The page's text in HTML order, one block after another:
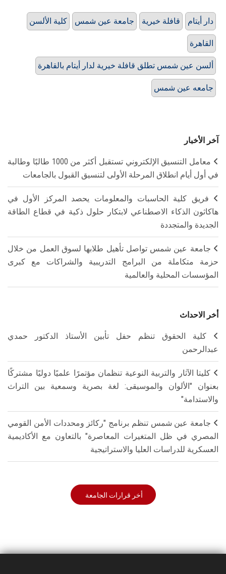
كلية الألسن جامعة عين شمس قافلة خيرية دار أيتام
القاهرة
ألسن عين شمس تطلق قافلة خيرية لدار أيتام بالقاهرة
جامعه عين شمس
آخر الأخبار
معامل التنسيق الإلكتروني تستقبل أكثر من 1000 طالبًا وطالبة
في أول أيام انطلاق المرحلة الأولى لتنسيق القبول بالجامعات
فريق كلية الحاسبات والمعلومات يحصد المركز الأول في
هاكاثون الذكاء الاصطناعي لابتكار حلول ذكية في قطاع الطاقة
الجديدة والمتجددة
جامعة عين شمس تواصل تأهيل طلابها لسوق العمل من خلال
حزمة متكاملة من البرامج التدريبية والشراكات مع كبرى
المؤسسات المحلية والعالمية
أخر الاحداث
كلية الحقوق تنظم حفل تأبين الأستاذ الدكتور حمدي
عبدالرحمن
كليتا الآثار والتربية النوعية تنظمان مؤتمرًا علميًا دوليًا مشتركًا
بعنوان "الألوان والموسيقى: لغة بصرية وسمعية بين التراث
والاستدامة"
جامعة عين شمس تنظم برنامج "ركائز ومحددات الأمن القومي
المصري في ظل المتغيرات المعاصرة" بالتعاون مع الأكاديمية
العسكرية للدراسات العليا والاستراتيجية
أخر قرارات الجامعة